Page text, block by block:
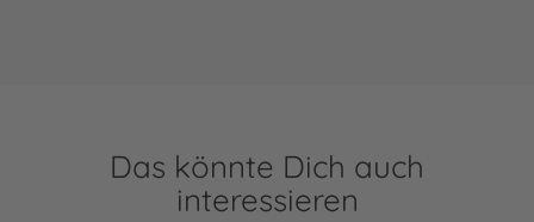
Das könnte Dich auch
interessieren